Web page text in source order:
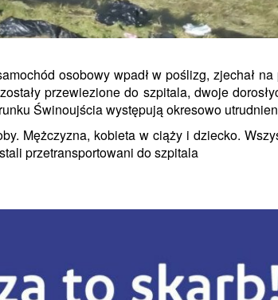
osobowy wpadł w poślizg, zjechał
przewiezione do szpitala, dwoje
Świnoujścia występują okresowo
Mężczyzna, kobieta w ciąży i dziecko.
przetransportowani do szpitala